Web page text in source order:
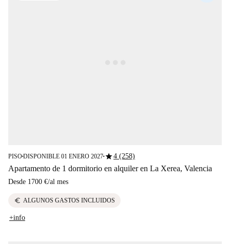
PISO■DISPONIBLE 01 ENERO 2027■star4 (258)
Apartamento de 1 dormitorio en alquiler en La Xerea, Valencia
Desde 1700 €/al mes
euro ALGUNOS GASTOS INCLUIDOS
+info